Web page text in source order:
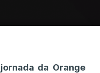
da Orange